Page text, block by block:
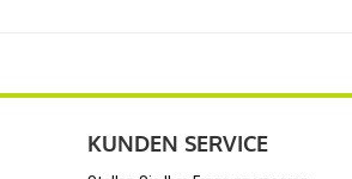
KUNDEN SERVICE